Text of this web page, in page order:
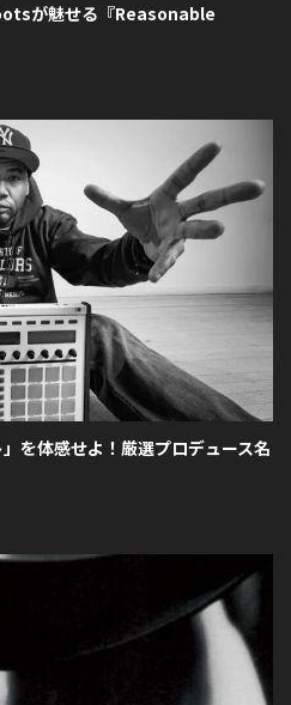
が魅せる『Reasonable
を体感せよ！厳選プロデュース名